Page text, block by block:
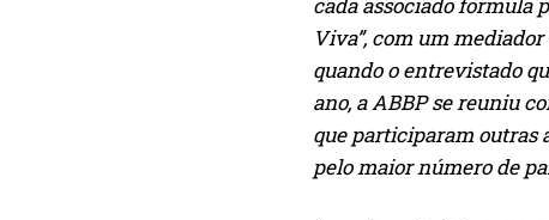
cada associado formula
Viva”, com um
quando o entrevistado
ano, a ABBP se reuniu
que participaram outras
pelo maior número de